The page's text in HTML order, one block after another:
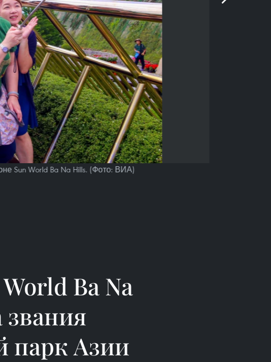
Sun World Ba Na Hills. (Фото: ВИА)
Ba Na
парк Азии